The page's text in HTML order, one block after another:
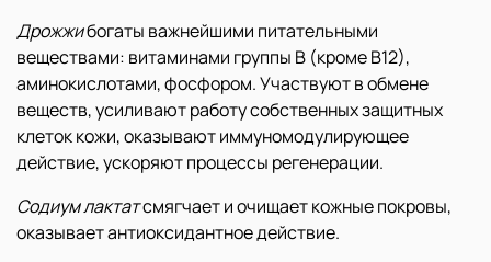
Дрожжибогаты важнейшими питательными
веществами: витаминами группы В (кроме В12),
аминокислотами, фосфором. Участвуют в обмене
веществ, усиливают работу собственных защитных
клеток кожи, оказывают иммуномодулирующее
действие, ускоряют процессы регенерации.
Содиум лактатсмягчает и очищает кожные покровы,
оказывает антиоксидантное действие.